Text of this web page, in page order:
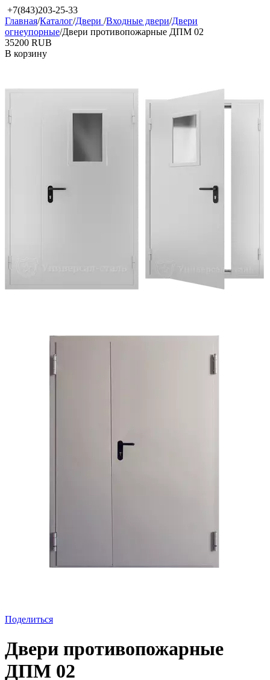
+7(843)203-25-33
Главная/Каталог/Двери /Входные двери/Двери
огнеупорные/Двери противопожарные ДПМ 02
‍35200‍ RUB
В корзину
Поделиться
Двери противопожарные
ДПМ 02